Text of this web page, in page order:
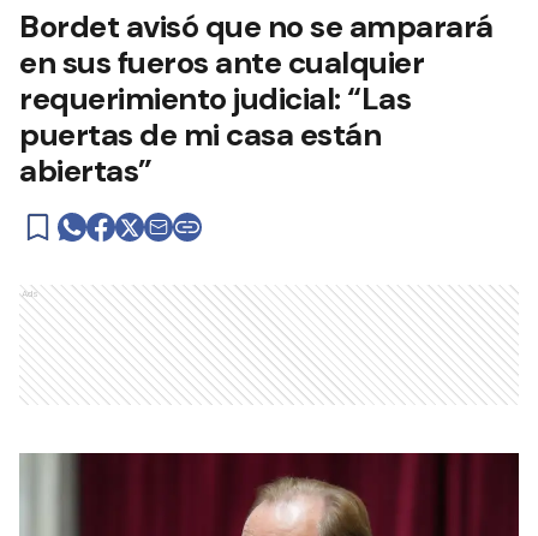
Bordet avisó que no se amparará
en sus fueros ante cualquier
requerimiento judicial: “Las
puertas de mi casa están
abiertas”
Ads